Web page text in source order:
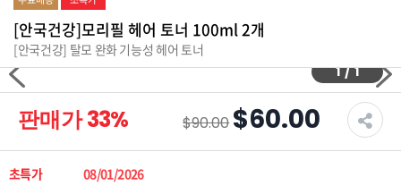
[안국건강]모리필 헤어 토너 100ml 2개
[안국건강] 탈모 완화 기능성 헤어 토너
1 / 1
판매가33% $90.00 $60.00
초특가 08/01/2026